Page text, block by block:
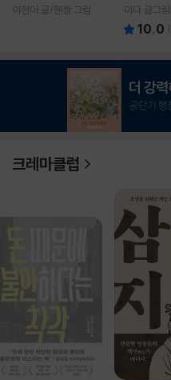
이현아 글/핸짱 그림 이다 글그림
10.0 (
크레마클럽